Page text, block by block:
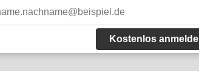
Kostenlos